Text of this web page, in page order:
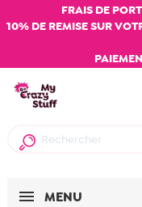
FRAIS DE
10% DE REMISE SUR
MENU